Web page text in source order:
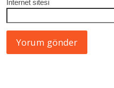
İnternet sitesi